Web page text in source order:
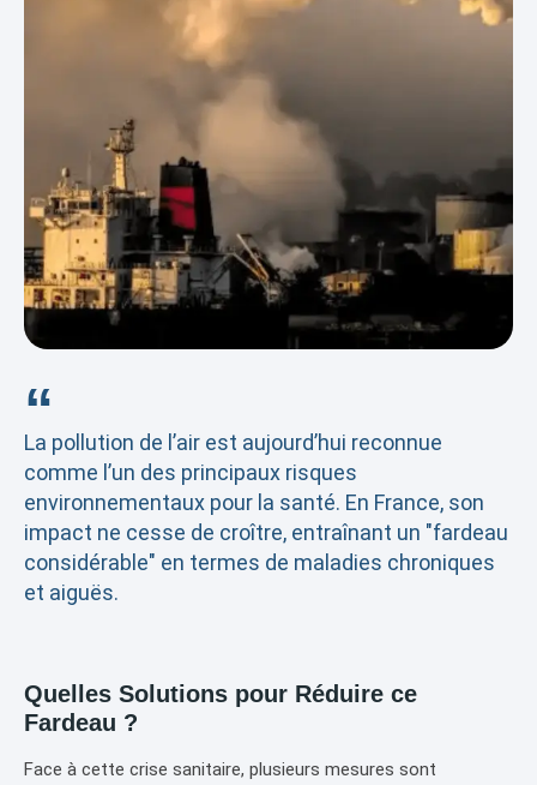
“
La pollution de l’air est aujourd’hui reconnue
comme l’un des principaux risques
environnementaux pour la santé. En France, son
impact ne cesse de croître, entraînant un "fardeau
considérable" en termes de maladies chroniques
et aiguës.
Quelles Solutions pour Réduire ce
Fardeau ?
Face à cette crise sanitaire, plusieurs mesures sont